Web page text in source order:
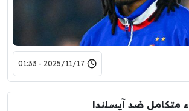
2025/11/17 - 01:33
متكامل ضد آيسلندا